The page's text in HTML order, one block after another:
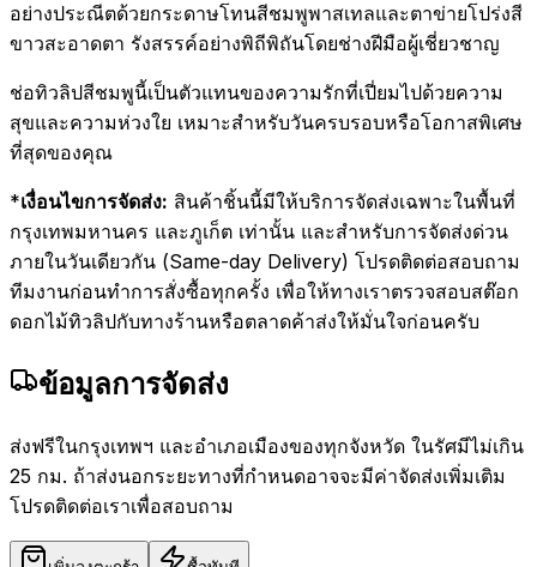
อย่างประณีตด้วยกระดาษโทนสีชมพูพาสเทลและตาข่ายโปร่งสี
ขาวสะอาดตา รังสรรค์อย่างพิถีพิถันโดยช่างฝีมือผู้เชี่ยวชาญ
ช่อทิวลิปสีชมพูนี้เป็นตัวแทนของความรักที่เปี่ยมไปด้วยความ
สุขและความห่วงใย เหมาะสำหรับวันครบรอบหรือโอกาสพิเศษ
ที่สุดของคุณ
*เงื่อนไขการจัดส่ง: สินค้าชิ้นนี้มีให้บริการจัดส่งเฉพาะในพื้นที่
กรุงเทพมหานคร และภูเก็ต เท่านั้น และสำหรับการจัดส่งด่วน
ภายในวันเดียวกัน (Same-day Delivery) โปรดติดต่อสอบถาม
ทีมงานก่อนทำการสั่งซื้อทุกครั้ง เพื่อให้ทางเราตรวจสอบสต๊อก
ดอกไม้ทิวลิปกับทางร้านหรือตลาดค้าส่งให้มั่นใจก่อนครับ
ข้อมูลการจัดส่ง
ส่งฟรีในกรุงเทพฯ และอำเภอเมืองของทุกจังหวัด ในรัศมีไม่เกิน
25 กม. ถ้าส่งนอกระยะทางที่กำหนดอาจจะมีค่าจัดส่งเพิ่มเติม
โปรดติดต่อเราเพื่อสอบถาม